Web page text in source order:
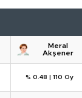
Meral
Akşener
% 0.48 110 Oy